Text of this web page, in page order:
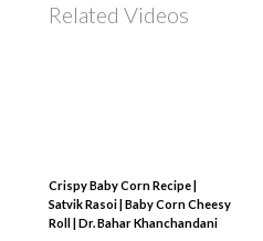
Related Videos
Crispy Baby Corn Recipe |
Satvik Rasoi | Baby Corn Cheesy
Roll | Dr. Bahar Khanchandani